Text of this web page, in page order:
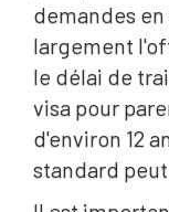
demandes
largement
le délai de
visa pour
d'environ 12
standard